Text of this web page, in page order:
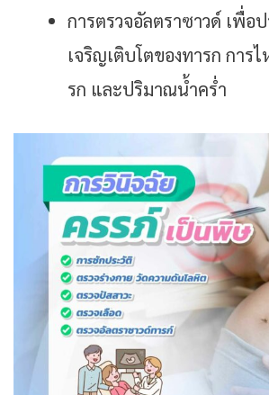
การตรวจอัลตราซาวด์ เพื่อ
เจริญเติบโตของทารก การไ
รก และปริมาณน้ำคร่ำ